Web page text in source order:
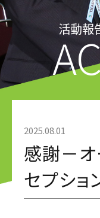
活動報
感謝－オ
セプショ
2025.08.01